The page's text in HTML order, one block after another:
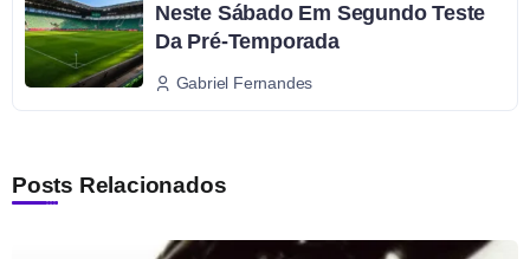
Neste Sábado Em Segundo Teste
Da Pré-Temporada
Gabriel Fernandes
Posts Relacionados